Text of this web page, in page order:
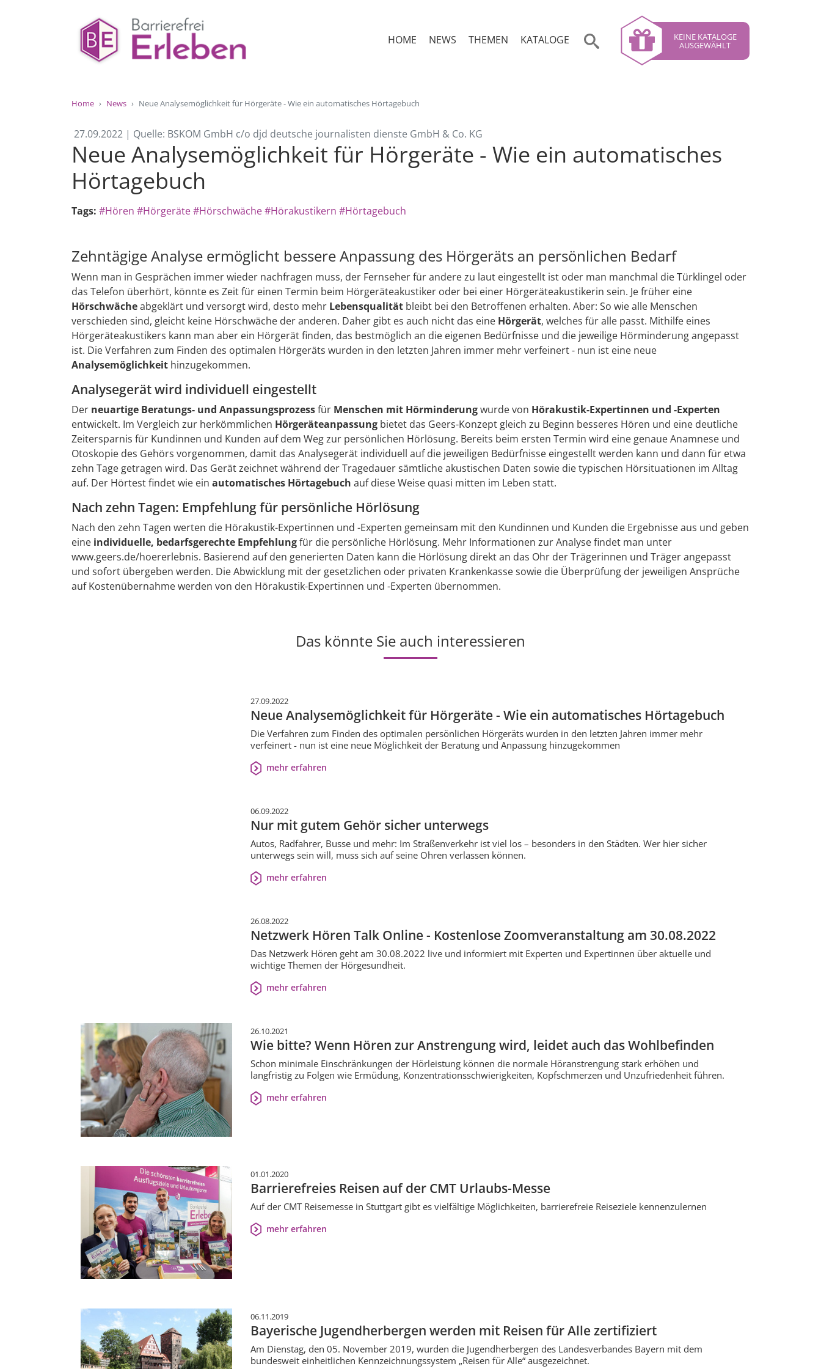
HOME NEWS THEMEN KATALOGE KEINE KATALOGE
AUSGEWÄHLT
Home News Neue Analysemöglichkeit für Hörgeräte - Wie ein automatisches Hörtagebuch
27.09.2022 | Quelle: BSKOM GmbH c/o djd deutsche journalisten dienste GmbH & Co. KG
Neue Analysemöglichkeit für Hörgeräte - Wie ein automatisches
Hörtagebuch
Tags: #Hören #Hörgeräte#Hörschwäche#Hörakustikern #Hörtagebuch
Zehntägige Analyse ermöglicht bessere Anpassung des Hörgeräts an persönlichen Bedarf
Wenn man in Gesprächen immer wieder nachfragen muss, der Fernseher für andere zu laut eingestellt ist oder man manchmal die Türklingel oder
das Telefon überhört, könnte es Zeit für einen Termin beim Hörgeräteakustiker oder bei einer Hörgeräteakustikerin sein. Je früher eine
Hörschwächeabgeklärt und versorgt wird, desto mehr Lebensqualität bleibt bei den Betroffenen erhalten. Aber: So wie alle Menschen
verschieden sind, gleicht keine Hörschwäche der anderen. Daher gibt es auch nicht das eine Hörgerät, welches für alle passt. Mithilfe eines
Hörgeräteakustikers kann man aber ein Hörgerät finden, das bestmöglich an die eigenen Bedürfnisse und die jeweilige Hörminderung angepasst
ist. Die Verfahren zum Finden des optimalen Hörgeräts wurden in den letzten Jahren immer mehr verfeinert - nun ist eine neue
Analysemöglichkeit hinzugekommen.
Analysegerät wird individuell eingestellt
Der neuartige Beratungs- und Anpassungsprozessfür Menschen mit Hörminderungwurde von Hörakustik-Expertinnen und -Experten
entwickelt. Im Vergleich zur herkömmlichen Hörgeräteanpassung bietet das Geers-Konzept gleich zu Beginn besseres Hören und eine deutliche
Zeitersparnis für Kundinnen und Kunden auf dem Weg zur persönlichen Hörlösung. Bereits beim ersten Termin wird eine genaue Anamnese und
Otoskopie des Gehörs vorgenommen, damit das Analysegerät individuell auf die jeweiligen Bedürfnisse eingestellt werden kann und dann für etwa
zehn Tage getragen wird. Das Gerät zeichnet während der Tragedauer sämtliche akustischen Daten sowie die typischen Hörsituationen im Alltag
auf. Der Hörtest findet wie ein automatisches Hörtagebuch auf diese Weise quasi mitten im Leben statt.
Nach zehn Tagen: Empfehlung für persönliche Hörlösung
Nach den zehn Tagen werten die Hörakustik-Expertinnen und -Experten gemeinsam mit den Kundinnen und Kunden die Ergebnisse aus und geben
eine individuelle, bedarfsgerechte Empfehlungfür die persönliche Hörlösung. Mehr Informationen zur Analyse findet man unter
www.geers.de/hoererlebnis. Basierend auf den generierten Daten kann die Hörlösung direkt an das Ohr der Trägerinnen und Träger angepasst
und sofort übergeben werden. Die Abwicklung mit der gesetzlichen oder privaten Krankenkasse sowie die Überprüfung der jeweiligen Ansprüche
auf Kostenübernahme werden von den Hörakustik-Expertinnen und -Experten übernommen.
Das könnte Sie auch interessieren
27.09.2022
Neue Analysemöglichkeit für Hörgeräte - Wie ein automatisches Hörtagebuch
Die Verfahren zum Finden des optimalen persönlichen Hörgeräts wurden in den letzten Jahren immer mehr
verfeinert - nun ist eine neue Möglichkeit der Beratung und Anpassung hinzugekommen
mehr erfahren
06.09.2022
Nur mit gutem Gehör sicher unterwegs
Autos, Radfahrer, Busse und mehr: Im Straßenverkehr ist viel los – besonders in den Städten. Wer hier sicher
unterwegs sein will, muss sich auf seine Ohren verlassen können.
mehr erfahren
26.08.2022
Netzwerk Hören Talk Online - Kostenlose Zoomveranstaltung am 30.08.2022
Das Netzwerk Hören geht am 30.08.2022 live und informiert mit Experten und Expertinnen über aktuelle und
wichtige Themen der Hörgesundheit.
mehr erfahren
26.10.2021
Wie bitte? Wenn Hören zur Anstrengung wird, leidet auch das Wohlbefinden
Schon minimale Einschränkungen der Hörleistung können die normale Höranstrengung stark erhöhen und
langfristig zu Folgen wie Ermüdung, Konzentrationsschwierigkeiten, Kopfschmerzen und Unzufriedenheit führen.
mehr erfahren
01.01.2020
Barrierefreies Reisen auf der CMT Urlaubs-Messe
Auf der CMT Reisemesse in Stuttgart gibt es vielfältige Möglichkeiten, barrierefreie Reiseziele kennenzulernen
mehr erfahren
06.11.2019
Bayerische Jugendherbergen werden mit Reisen für Alle zertifiziert
Am Dienstag, den 05. November 2019, wurden die Jugendherbergen des Landesverbandes Bayern mit dem
bundesweit einheitlichen Kennzeichnungssystem „Reisen für Alle“ ausgezeichnet.